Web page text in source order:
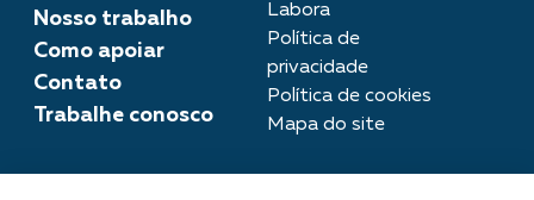
Nosso trabalho
Como apoiar
Contato
Trabalhe conosco
Labora
Política de
privacidade
Política de cookies
Mapa do site